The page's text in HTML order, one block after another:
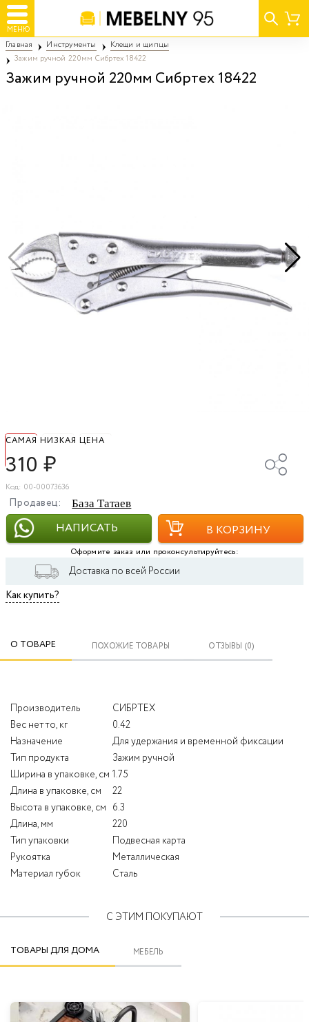
МЕНЮ
Главная Инструменты
Клещи и щипцы
Зажим ручной 220мм Сибртех 18422
Зажим ручной 220мм Сибртех 18422
САМАЯ НИЗКАЯ ЦЕНА
310 ₽
Код: 00-00073636
Продавец: База Татаев
НАПИСАТЬ В КОРЗИНУ
Оформите заказ или проконсультируйтесь:
Доставка по всей России
Как купить?
О ТОВАРЕ ПОХОЖИЕ ТОВАРЫ ОТЗЫВЫ (0)
Производитель
СИБРТЕХ
Вес нетто, кг
0.42
Назначение
Для удержания и временной фиксации
Тип продукта
Зажим ручной
Ширина в упаковке, см 1.75
Длина в упаковке, см
22
Высота в упаковке, см 6.3
Длина, мм
220
Тип упаковки
Подвесная карта
Рукоятка
Металлическая
Материал губок
Cталь
С ЭТИМ ПОКУПАЮТ
ТОВАРЫ ДЛЯ ДОМА МЕБЕЛЬ